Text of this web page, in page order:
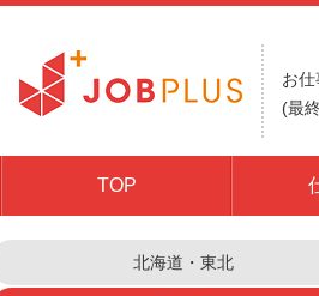
お
(最
TOP
北海道・東北